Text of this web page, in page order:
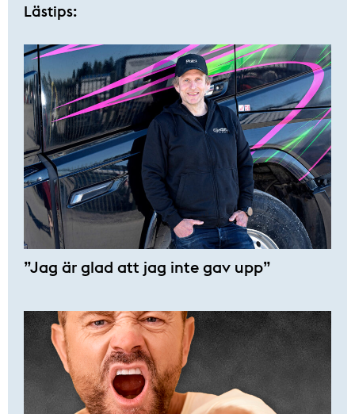
Lästips:
”Jag är glad att jag inte gav upp”